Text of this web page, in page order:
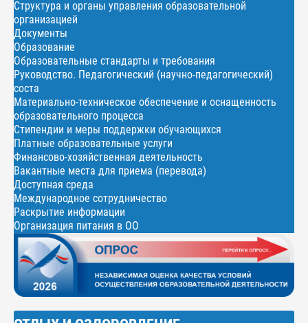
Структура и органы управления образовательной
организацией
Документы
Образование
Образовательные стандарты и требования
Руководство. Педагогический (научно-педагогический)
соста
Материально-техническое обеспечение и оснащенность
образовательного процесса
Стипендии и меры поддержки обучающихся
Платные образовательные услуги
Финансово-хозяйственная деятельность
Вакантные места для приема (перевода)
Доступная среда
Международное сотрудничество
Раскрытие информации
Организация питания в ОО